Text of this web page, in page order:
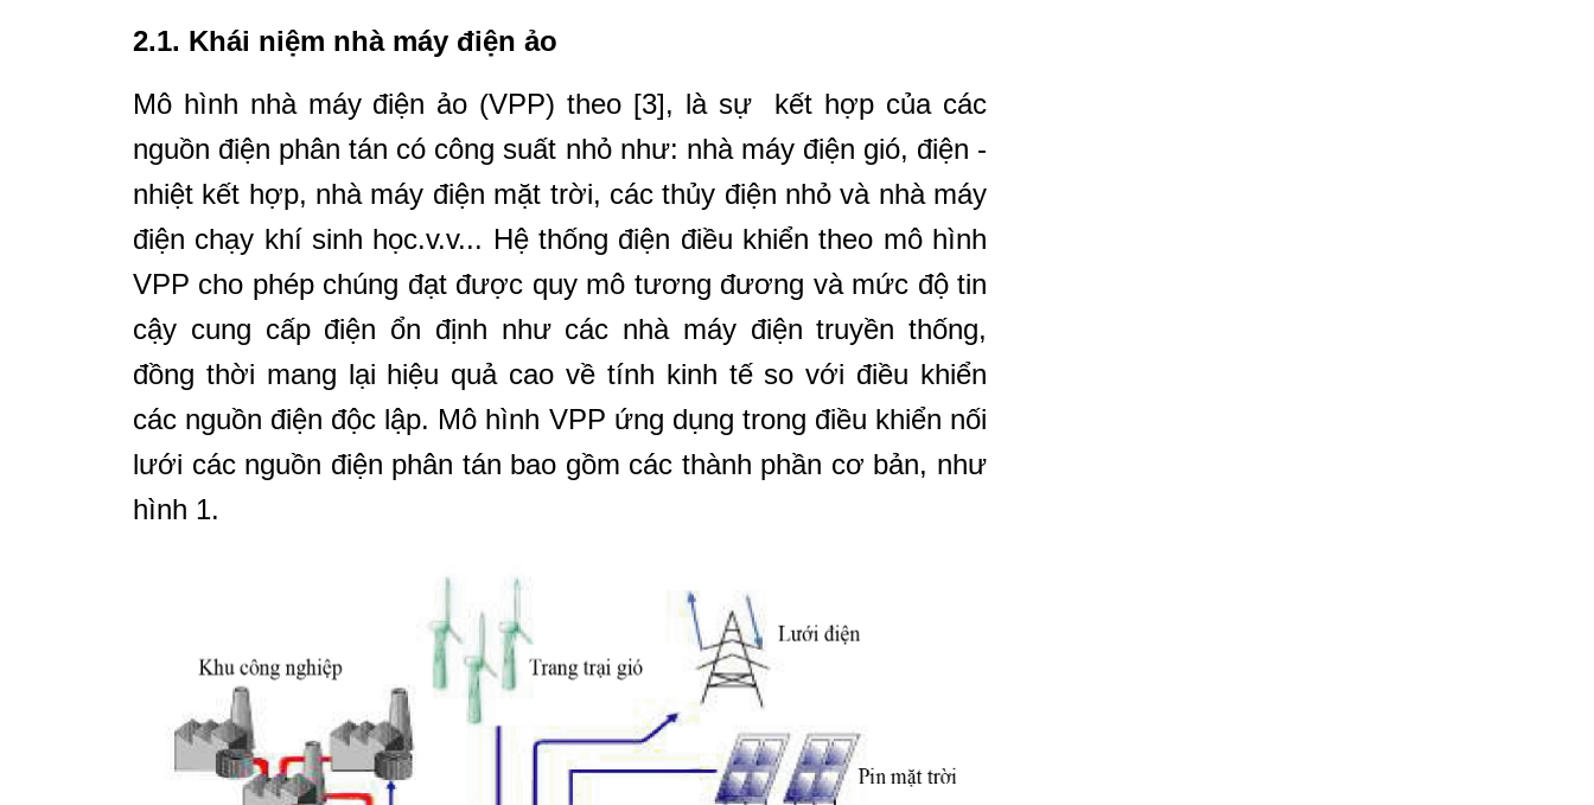
2.1. Khái niệm nhà máy điện ảo
Mô hình nhà máy điện ảo (VPP) theo [3], là sự kết hợp của các
nguồn điện phân tán có công suất nhỏ như: nhà máy điện gió, điện -
nhiệt kết hợp, nhà máy điện mặt trời, các thủy điện nhỏ và nhà máy
điện chạy khí sinh học.v.v... Hệ thống điện điều khiển theo mô hình
VPP cho phép chúng đạt được quy mô tương đương và mức độ tin
cậy cung cấp điện ổn định như các nhà máy điện truyền thống,
đồng thời mang lại hiệu quả cao về tính kinh tế so với điều khiển
các nguồn điện độc lập. Mô hình VPP ứng dụng trong điều khiển nối
lưới các nguồn điện phân tán bao gồm các thành phần cơ bản, như
hình 1.